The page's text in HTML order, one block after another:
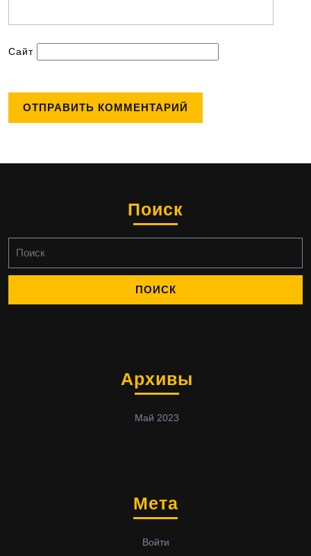
Сайт
Поиск
Архивы
Май 2023
Мета
Войти